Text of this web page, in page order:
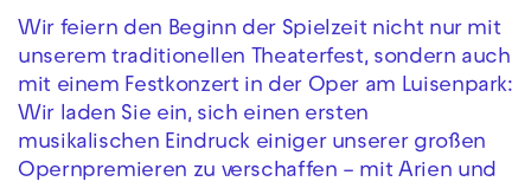
Wir feiern den Beginn der Spielzeit nicht nur mit
unserem traditionellen Theaterfest, sondern auch
mit einem Festkonzert in der Oper am Luisenpark:
Wir laden Sie ein, sich einen ersten
musikalischen Eindruck einiger unserer großen
Opernpremieren zu verschaffen – mit Arien und